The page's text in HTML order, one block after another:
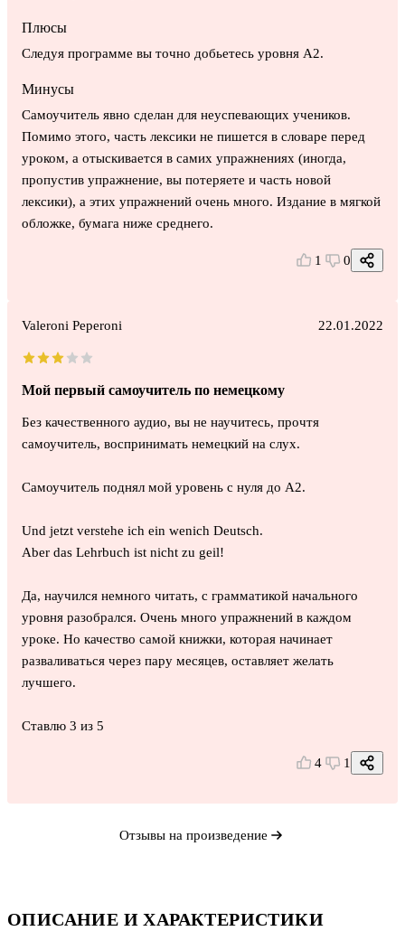
ОПИСАНИЕ И ХАРАКТЕРИСТИКИ
Плюсы
Следуя программе вы точно добьетесь уровня A2.
Минусы
Самоучитель явно сделан для неуспевающих учеников.
Помимо этого, часть лексики не пишется в словаре перед
уроком, а отыскивается в самих упражнениях (иногда,
пропустив упражнение, вы потеряете и часть новой
лексики), а этих упражнений очень много. Издание в мягкой
обложке, бумага ниже среднего.
1 0
Valeroni Peperoni 22.01.2022
Мой первый самоучитель по немецкому
Без качественного аудио, вы не научитесь, прочтя
самоучитель, воспринимать немецкий на слух.
Самоучитель поднял мой уровень с нуля до А2.
Und jetzt verstehe ich ein wenich Deutsch.
Aber das Lehrbuch ist nicht zu geil!
Да, научился немного читать, с грамматикой начального
уровня разобрался. Очень много упражнений в каждом
уроке. Но качество самой книжки, которая начинает
разваливаться через пару месяцев, оставляет желать
лучшего.
Ставлю 3 из 5
4 1
Отзывы на произведение